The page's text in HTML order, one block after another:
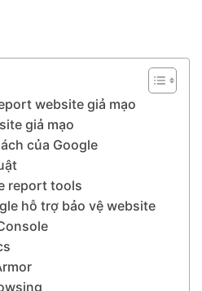
website giả mạo
giả mạo
của Google
report tools
hỗ trợ bảo vệ website